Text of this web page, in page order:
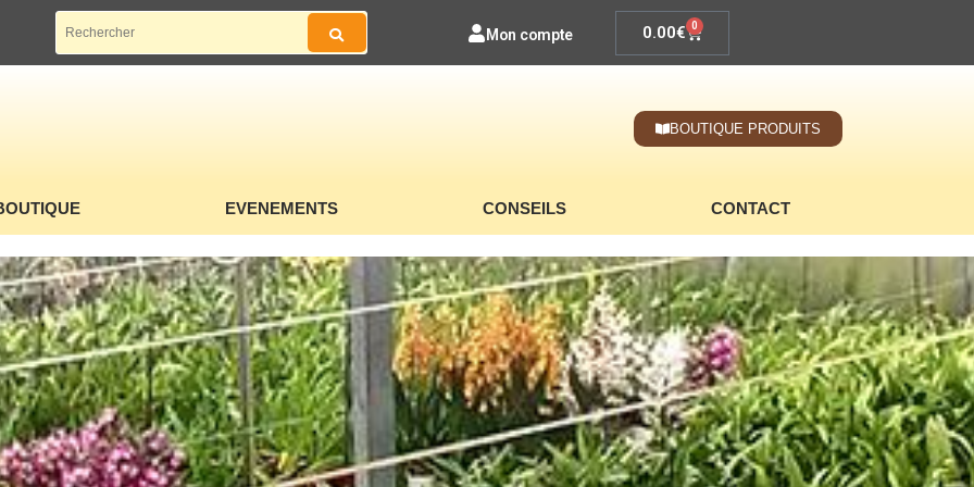
Mon compte 0.00€ 0
BOUTIQUE PRODUITS
EVENEMENTS CONSEILS CONTACT